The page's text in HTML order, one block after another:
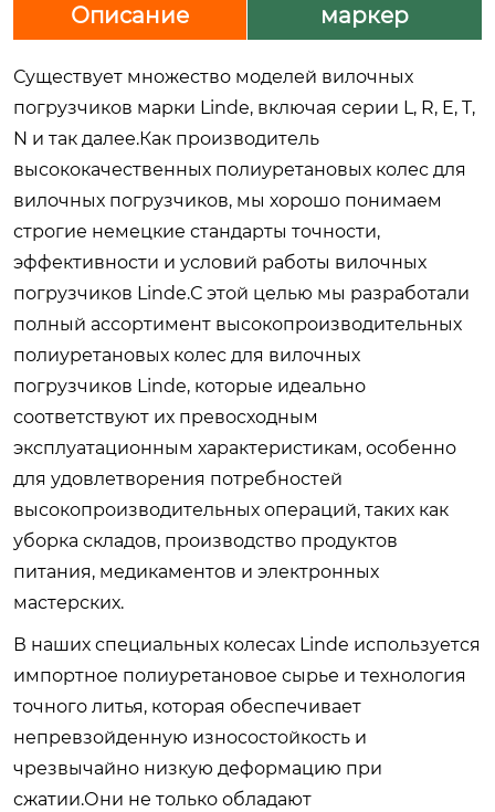
Описание маркер
Существует множество моделей вилочных
погрузчиков марки Linde, включая серии L, R, E, T,
N и так далее.Как производитель
высококачественных полиуретановых колес для
вилочных погрузчиков, мы хорошо понимаем
строгие немецкие стандарты точности,
эффективности и условий работы вилочных
погрузчиков Linde.С этой целью мы разработали
полный ассортимент высокопроизводительных
полиуретановых колес для вилочных
погрузчиков Linde, которые идеально
соответствуют их превосходным
эксплуатационным характеристикам, особенно
для удовлетворения потребностей
высокопроизводительных операций, таких как
уборка складов, производство продуктов
питания, медикаментов и электронных
мастерских.
В наших специальных колесах Linde используется
импортное полиуретановое сырье и технология
точного литья, которая обеспечивает
непревзойденную износостойкость и
чрезвычайно низкую деформацию при
сжатии.Они не только обладают